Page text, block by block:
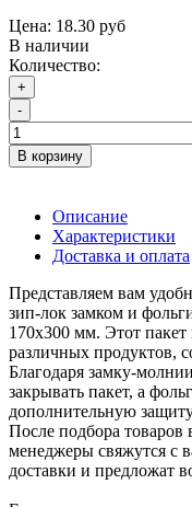
Цена: 18.30 руб
В наличии
Количество:
+
-
В корзину
Описание
Характеристики
Доставка и оплата
Представляем вам
зип-лок замком и
170х300 мм. Этот пакет
различных продуктов,
Благодаря замку-
закрывать пакет, а
дополнительную
После подбора товаров
менеджеры свяжутся с
доставки и предложат